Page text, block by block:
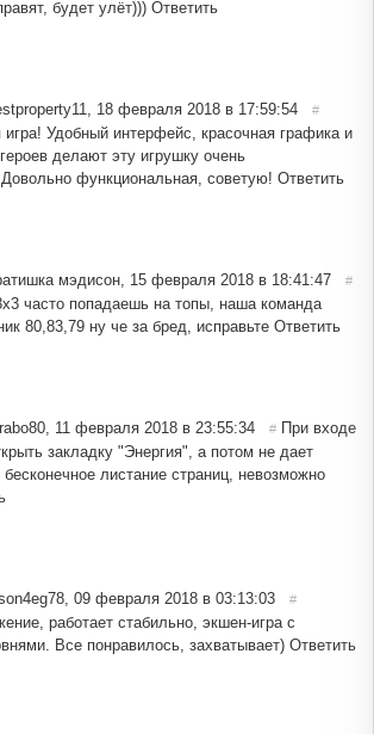
будет улёт))) Ответить
18 февраля 2018 в 17:59:54 #
Удобный интерфейс, красочная графика и
делают эту игрушку очень
функциональная, советую! Ответить
мэдисон 15 февраля 2018 в 18:41:47 #
часто попадаешь на топы, наша команда
80,83,79 ну че за бред, исправьте Ответить
11 февраля 2018 в 23:55:34 # При входе
закладку "Энергия", а потом не дает
бесконечное листание страниц, невозможно
09 февраля 2018 в 03:13:03 #
работает стабильно, экшен-игра с
Все понравилось, захватывает) Ответить